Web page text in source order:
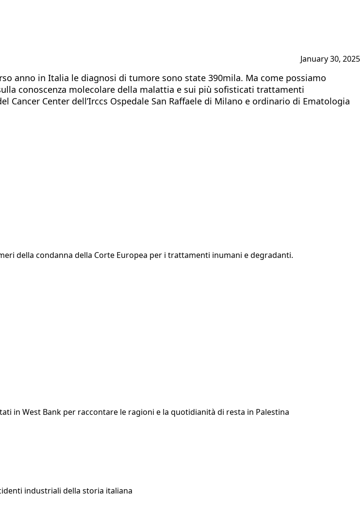
January 30, 2025
anno in Italia le diagnosi di tumore sono state 390mila. Ma come possiamo
conoscenza molecolare della malattia e sui più sofisticati trattamenti
Cancer Center dell’Irccs Ospedale San Raffaele di Milano e ordinario di Ematologia
della condanna della Corte Europea per i trattamenti inumani e degradanti.
in West Bank per raccontare le ragioni e la quotidianità di resta in Palestina
industriali della storia italiana